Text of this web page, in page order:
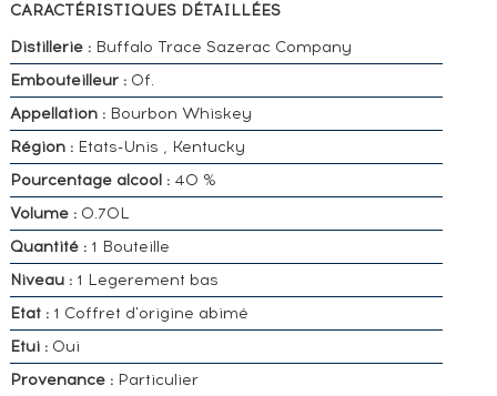
CARACTÉRISTIQUES DÉTAILLÉES
Distillerie :Buffalo Trace Sazerac Company
Embouteilleur :Of.
Appellation :Bourbon Whiskey
Région : Etats-Unis , Kentucky
Pourcentage alcool :40 %
Volume : 0.70L
Quantité :1 Bouteille
Niveau :1 Legerement bas
Etat :1 Coffret d'origine abimé
Etui :Oui
Provenance :Particulier